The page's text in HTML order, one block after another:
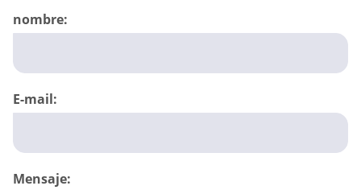
nombre:
E-mail:
Mensaje: